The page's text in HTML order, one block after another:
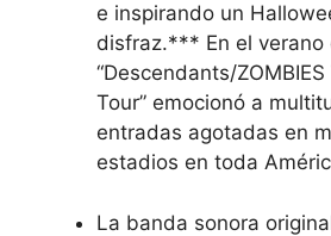
e inspirando un
disfraz.*** En el verano
“Descendants/
Tour” emocionó a
entradas agotadas en
estadios en toda
La banda sonora